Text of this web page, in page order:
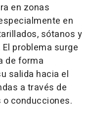
en zonas
en
sótanos y
problema surge
de forma
salida hacia el
a través de
conducciones.